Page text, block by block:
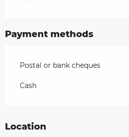
Payment methods
Postal or bank cheques
Cash
Location